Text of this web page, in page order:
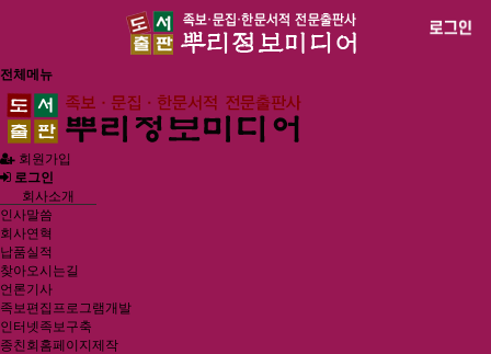
전체메뉴
회원가입
로그인
회사소개
인사말씀
회사연혁
납품실적
찾아오시는길
언론기사
족보편집프로그램개발
인터넷족보구축
종친회홈페이지제작